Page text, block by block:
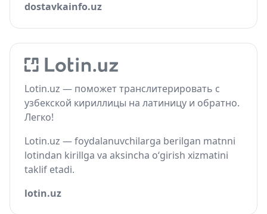
dostavkainfo.uz
Lotin.uz — поможет транслитерировать с
узбекской кириллицы на латиницу и обратно.
Легко!
Lotin.uz — foydalanuvchilarga berilgan matnni
lotindan kirillga va aksincha o‘girish xizmatini
taklif etadi.
lotin.uz